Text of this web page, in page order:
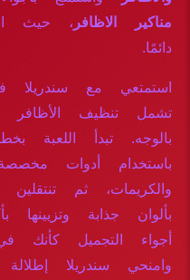
مناكير الاظافر ، حيث
دائمًا.
استمتعي مع سندريلا
تشمل تنظيف الأظافر
بالوجه. تبدأ اللعبة
باستخدام أدوات
والكريمات، ثم
بألوان جذابة
أجواء التجميل كأنك
وامنحي سندريلا